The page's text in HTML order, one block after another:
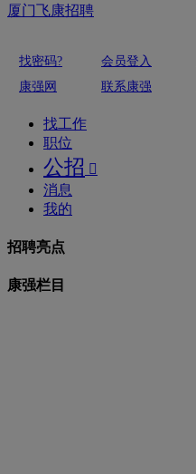
厦门飞康招聘
找密码? 会员登入
康强网
联系康强
找工作
职位
公招 
消息
我的
招聘亮点
康强栏目